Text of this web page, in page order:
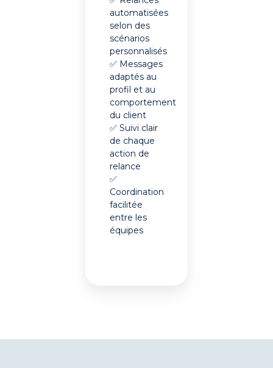
automatisées
selon des
scénarios
personnalisés
✅ Messages
adaptés au
profil et au
comportement
du client
✅ Suivi clair
de chaque
action de
relance
✅
Coordination
facilitée
entre les
équipes